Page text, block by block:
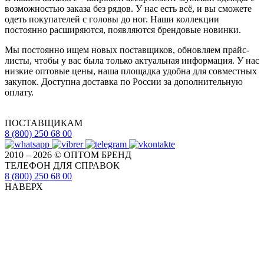
возможностью заказа без рядов. У нас есть всё, и вы сможете
одеть покупателей с головы до ног. Наши коллекции
постоянно расширяются, появляются брендовые новинки.
Мы постоянно ищем новых поставщиков, обновляем прайс-
листы, чтобы у вас была только актуальная информация. У нас
низкие оптовые цены, наша площадка удобна для совместных
закупок. Доступна доставка по России за дополнительную
оплату.
ПОСТАВЩИКАМ
8 (800) 250 68 00
2010 – 2026 © ОПТОМ БРЕНД
ТЕЛЕФОН ДЛЯ СПРАВОК
8 (800) 250 68 00
НАВЕРХ